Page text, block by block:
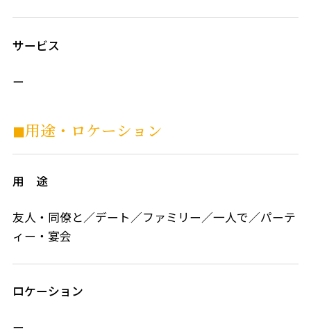
サービス
ー
◼︎用途・ロケーション
用 途
友人・同僚と／デート／ファミリー／一人で／パーテ
ィー・宴会
ロケーション
ー